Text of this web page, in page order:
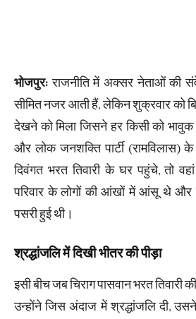
भोजपुर: राजनीति में अक्सर नेताओं की
सीमित नजर आती हैं, लेकिन शुक्रवार को
देखने को मिला जिसने हर किसी को भावुक
और लोक जनशक्ति पार्टी (रामविलास) के
दिवंगत भरत तिवारी के घर पहुंचे, तो
परिवार के लोगों की आंखों में आंसू थे और
पसरी हुई थी।
श्रद्धांजलि में दिखी भीतर की पीड़ा
इसी बीच जब चिराग पासवान भरत तिवारी
उन्होंने जिस अंदाज में श्रद्धांजलि दी,